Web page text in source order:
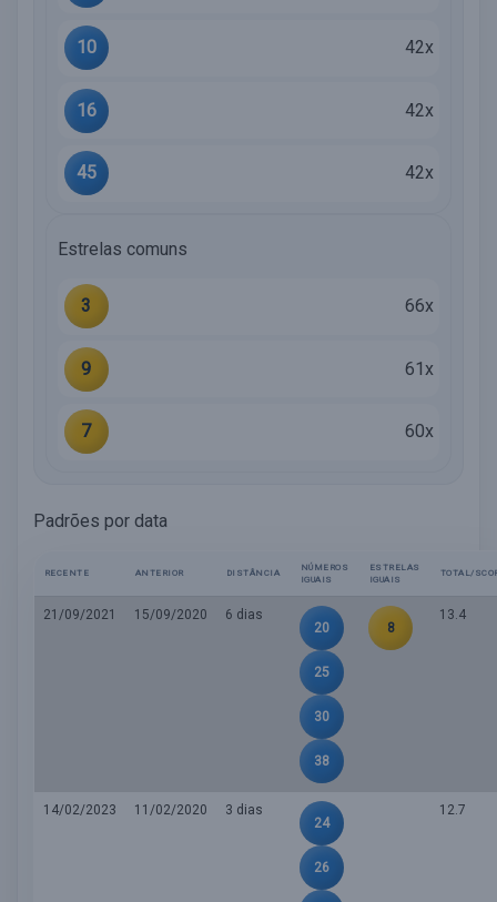
10 42x
16 42x
45 42x
Estrelas comuns
3 66x
9 61x
7 60x
Padrões por data
RECENTE ANTERIOR DISTÂNCIA
NÚMEROS
IGUAIS
ESTRELAS
IGUAIS
TOTAL/
21/09/2021 15/09/2020
6 dias
20
25
30
38
8
13.4
14/02/2023 11/02/2020
3 dias
24
26
12.7